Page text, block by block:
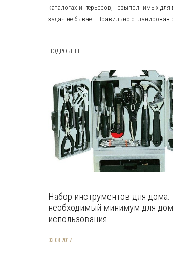
каталогах интерьеров, невыполнимых для
задач не бывает. Правильно спланировав
ПОДРОБНЕЕ
Набор инструментов для дома:
необходимый минимум для
использования
03.08.2017